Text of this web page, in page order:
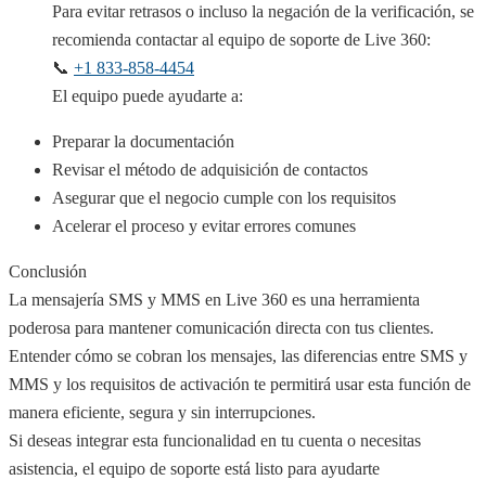
Para evitar retrasos o incluso la negación de la verificación, se
recomienda contactar al equipo de soporte de Live 360:
📞 +1 833-858-4454
El equipo puede ayudarte a:
Preparar la documentación
Revisar el método de adquisición de contactos
Asegurar que el negocio cumple con los requisitos
Acelerar el proceso y evitar errores comunes
Conclusión
La mensajería SMS y MMS en Live 360 es una herramienta
poderosa para mantener comunicación directa con tus clientes.
Entender cómo se cobran los mensajes, las diferencias entre SMS y
MMS y los requisitos de activación te permitirá usar esta función de
manera eficiente, segura y sin interrupciones.
Si deseas integrar esta funcionalidad en tu cuenta o necesitas
asistencia, el equipo de soporte está listo para ayudarte